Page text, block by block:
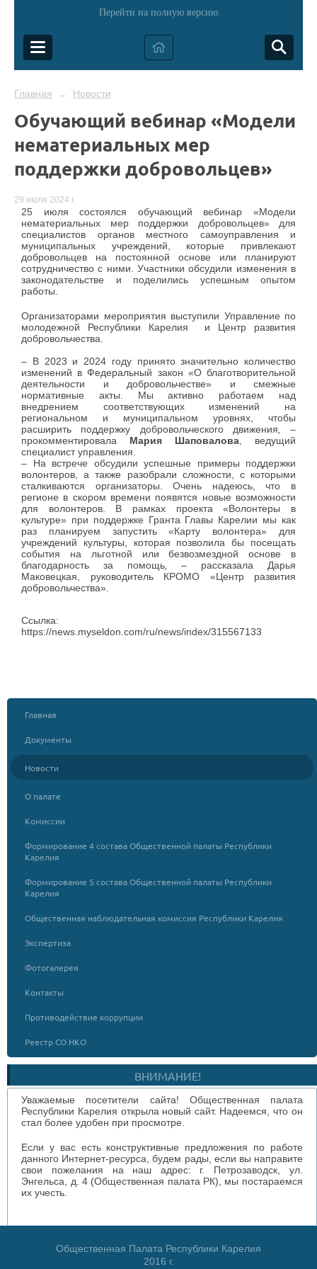
Перейти на полную версию
Главная → Новости
Обучающий вебинар «Модели
нематериальных мер
поддержки добровольцев»
29 июля 2024 г.
25 июля состоялся обучающий вебинар «Модели
нематериальных мер поддержки добровольцев» для
специалистов органов местного самоуправления и
муниципальных учреждений, которые привлекают
добровольцев на постоянной основе или планируют
сотрудничество с ними. Участники обсудили изменения в
законодательстве и поделились успешным опытом
работы.
Организаторами мероприятия выступили Управление по
молодежной Республики Карелия
и Центр развития
добровольчества.
– В 2023 и 2024 году принято значительно количество
изменений в Федеральный закон «О благотворительной
деятельности и добровольчестве» и смежные
нормативные акты. Мы активно работаем над
внедрением соответствующих изменений на
региональном и муниципальном уровнях, чтобы
расширить поддержку добровольческого движения , –
прокомментировала Мария Шаповалова , ведущий
специалист управления.
– На встрече обсудили успешные примеры поддержки
волонтеров, а также разобрали сложности, с которыми
сталкиваются организаторы. Очень надеюсь, что в
регионе в скором времени появятся новые возможности
для волонтеров. В рамках проекта «Волонтеры в
культуре» при поддержке Гранта Главы Карелии мы как
раз планируем запустить «Карту волонтера» для
учреждений культуры, которая позволила бы посещать
события на льготной или безвозмездной основе в
благодарность за помощь, – рассказала Дарья
Маковецкая, руководитель КРОМО «Центр развития
добровольчества»
Ссылка:
https://news.myseldon.com/ru/news/index/315567133
Главная
Документы
Новости
О палате
Комиссии
Формирование 4 состава Общественной палаты Республики
Карелия
Формирование 5 состава Общественной палаты Республики
Карелия
Общественная наблюдательная комиссия Республики Карелия
Экспертиза
Фотогалерея
Контакты
Противодействие коррупции
Реестр СО НКО
ВНИМАНИЕ!
Уважаемые посетители сайта! Общественная палата
Республики Карелия открыла новый сайт. Надеемся, что он
стал более удобен при просмотре.
Если у вас есть конструктивные предложения по работе
данного Интернет-ресурса, будем рады, если вы направите
свои пожелания на наш адрес: г. Петрозаводск, ул.
Энгельса, д. 4 (Общественная палата РК), мы постараемся
их учесть.
Общественная Палата Республики Карелия
2016 г.